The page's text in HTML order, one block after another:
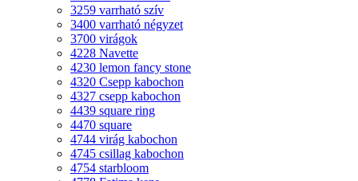
3259 varrható szív
3400 varrható négyzet
3700 virágok
4228 Navette
4230 lemon fancy stone
4320 Csepp kabochon
4327 csepp kabochon
4439 square ring
4470 square
4744 virág kabochon
4745 csillag kabochon
4754 starbloom